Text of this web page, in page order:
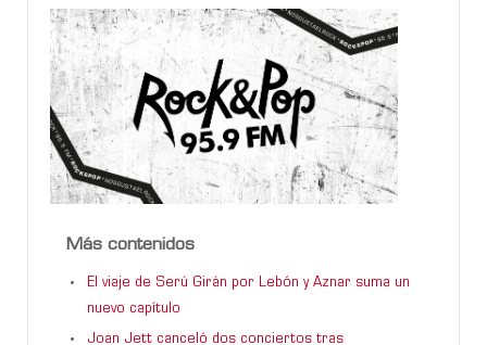
Más contenidos
El viaje de Serú Girán por Lebón y Aznar suma un
nuevo capítulo
Joan Jett canceló dos conciertos tras